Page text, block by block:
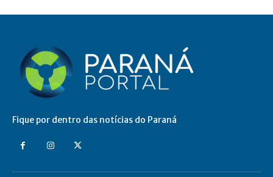
Fique por dentro das notícias do Paraná